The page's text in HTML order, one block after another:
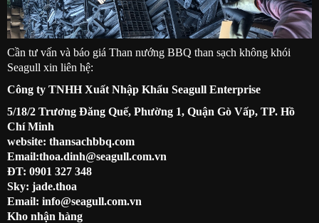
Cần tư vấn và báo giá Than nướng BBQ than sạch không khói
Seagull xin liên hệ:
Công ty TNHH Xuất Nhập Khẩu Seagull Enterprise
5/18/2 Trương Đăng Quế, Phường 1, Quận Gò Vấp, TP. Hồ
Chí Minh
website: thansachbbq.com
Email:thoa.dinh@seagull.com.vn
ĐT: 0901 327 348
Sky: jade.thoa
Email: info@seagull.com.vn
Kho nhận hàng